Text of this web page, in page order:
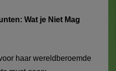
Wat je Niet Mag
haar wereldberoemde